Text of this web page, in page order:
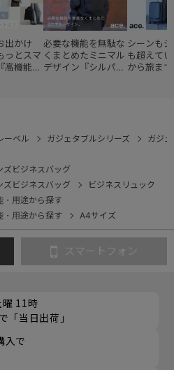
出かけ
っとスマ
高機能レ
必要な機能を無駄な
くまとめたミニマル
デザイン『シルパッ
シーンも
も超えて
から旅ま
ーベル ガジェタブルシリーズ
ガジ
ズビジネスバッグ
ズビジネスバッグ
ビジネスリュック
・用途から探す
・用途から探す A4サイズ
スマートフォン
11時
「当日出荷」
入で